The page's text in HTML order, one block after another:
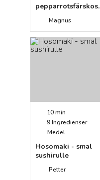
pepparrotsfärskost
Magnus
10 min
9Ingredienser
Medel
Hosomaki - smal
sushirulle
Petter